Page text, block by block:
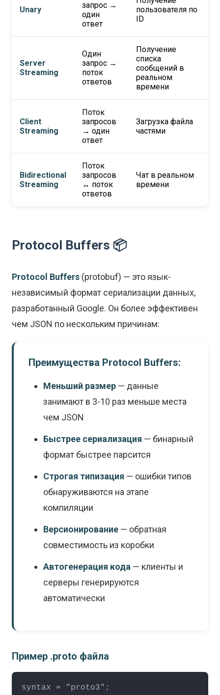
Unary
запрос →
один
ответ
пользователя по
ID
Server
Streaming
Один
запрос →
поток
ответов
Получение
списка
сообщений в
реальном
времени
Client
Streaming
Поток
запросов
→ один
ответ
Загрузка файла
частями
Bidirectional
Streaming
Поток
запросов
↔ поток
ответов
Чат в реальном
времени
Protocol Buffers 📦
Protocol Buffers (protobuf) — это язык-
независимый формат сериализации данных,
разработанный Google. Он более эффективен
чем JSON по нескольким причинам:
Преимущества Protocol Buffers:
Меньший размер — данные
занимают в 3-10 раз меньше места
чем JSON
Быстрее сериализация — бинарный
формат быстрее парсится
Строгая типизация — ошибки типов
обнаруживаются на этапе
компиляции
Версионирование — обратная
совместимость из коробки
Автогенерация кода — клиенты и
серверы генерируются
автоматически
Пример .proto файла
syntax = "proto3";